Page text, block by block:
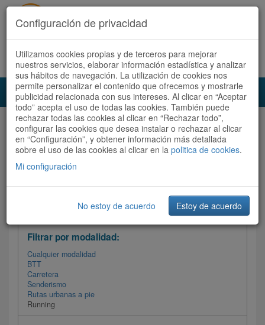
Acceder Registrate ahora Español | Català
Audioruta Todas las rutas
Todas las rutas
Ordenar por: Más recientes /
Filtrar las rutas
Filtrar por modalidad:
Cualquier modalidad
BTT
Carretera
Senderismo
Rutas urbanas a pie
Running
Configuración de privacidad
Utilizamos cookies propias y de terceros para mejorar
nuestros servicios, elaborar información estadística y analizar
sus hábitos de navegación. La utilización de cookies nos
permite personalizar el contenido que ofrecemos y mostrarle
publicidad relacionada con sus intereses. Al clicar en “Aceptar
todo” acepta el uso de todas las cookies. También puede
rechazar todas las cookies al clicar en “Rechazar todo”,
configurar las cookies que desea instalar o rechazar al clicar
en “Configuración”, y obtener información más detallada
sobre el uso de las cookies al clicar en la politica de cookies.
Mi configuración
No estoy de acuerdo Estoy de acuerdo